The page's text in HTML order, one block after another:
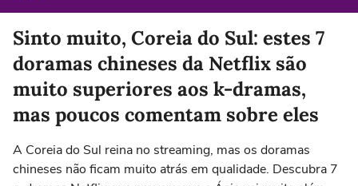
Sinto muito, Coreia do Sul: estes 7
doramas chineses da Netflix são
muito superiores aos k-dramas,
mas poucos comentam sobre eles
A Coreia do Sul reina no streaming, mas os doramas
chineses não ficam muito atrás em qualidade. Descubra 7